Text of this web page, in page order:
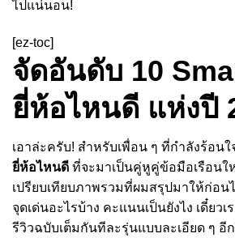
ไปแน่นอน!
[ez-toc]
จัดอันดับ 10
ยี่ห้อไหนดี แห่งปี
เอาล่ะครับ! สำหรับเพื่อน ๆ ที่กำลังร้อนใ
ยี่ห้อไหนดี ที่จะมาเป็นคู่หูคู่ข้อมือเรือนใ
เปรียบเทียบภาพรวมที่ผมสรุปมาให้ก่อน
จุดเด่นอะไรบ้าง คะแนนเป็นยังไง เดี๋ยว
รีวิวฉบับเต็มกันทีละรุ่นแบบละเอียด ๆ อี